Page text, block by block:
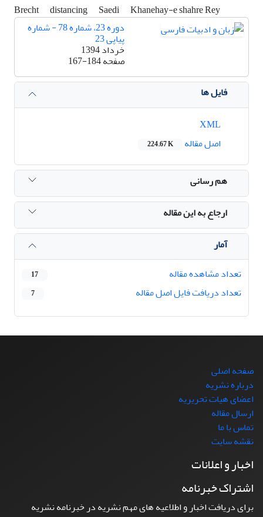
Brecht distancing Saedi
Khanehay-e shahre Rey
دوره 23، شماره 78 - شماره
پیاپی 23
خرداد 1394
صفحه167-184
فایل ها
اصل مقاله
224.67 K
هم رسانی
ارجاع به این مقاله
آمار
تعداد مشاهده مقاله
17
تعداد دریافت فایل اصل مقاله 7
صفحه اصلی
درباره نشریه
اعضای هیات تحریریه
ارسال مقاله
تماس با ما
نقشه سایت
اخبار و اعلانات
اشتراک خبرنامه
برای دریافت اخبار و اطلاعیه های مهم نشریه در خبرنامه نشریه